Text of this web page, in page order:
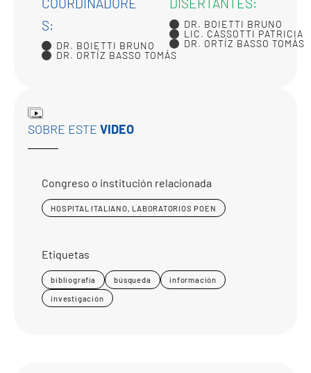
S:
DR. BOIETTI BRUNO
DR. ORTÍZ BASSO TOMÁS
DR. BOIETTI BRUNO
LIC. CASSOTTI PATRICIA
DR. ORTÍZ BASSO TOMÁS
SOBRE ESTE VIDEO
Congreso o institución relacionada
HOSPITAL ITALIANO, LABORATORIOS POEN
Etiquetas
bibliografía búsqueda información
investigación